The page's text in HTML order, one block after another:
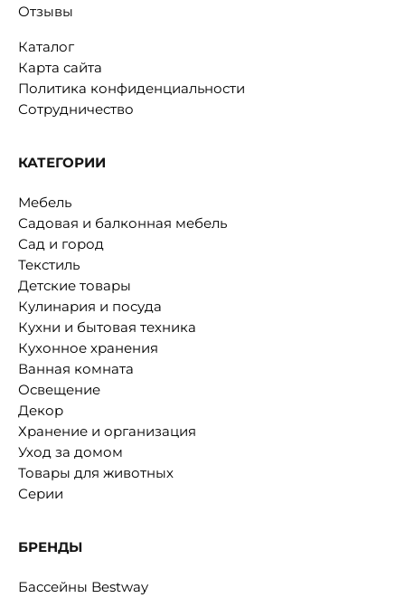
Отзывы
Каталог
Карта сайта
Политика конфиденциальности
Сотрудничество
КАТЕГОРИИ
Мебель
Садовая и балконная мебель
Сад и город
Текстиль
Детские товары
Кулинария и посуда
Кухни и бытовая техника
Кухонное хранения
Ванная комната
Освещение
Декор
Хранение и организация
Уход за домом
Товары для животных
Серии
БРЕНДЫ
Бассейны Bestway